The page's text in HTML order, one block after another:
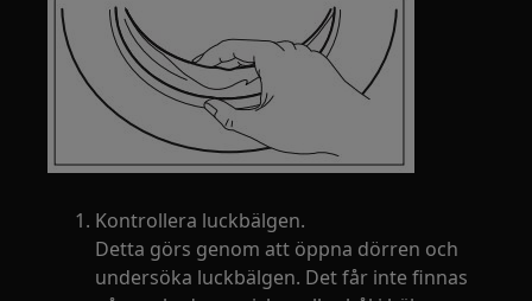
Kontrollera luckbälgen.
Detta görs genom att öppna dörren och
undersöka luckbälgen. Det får inte finnas